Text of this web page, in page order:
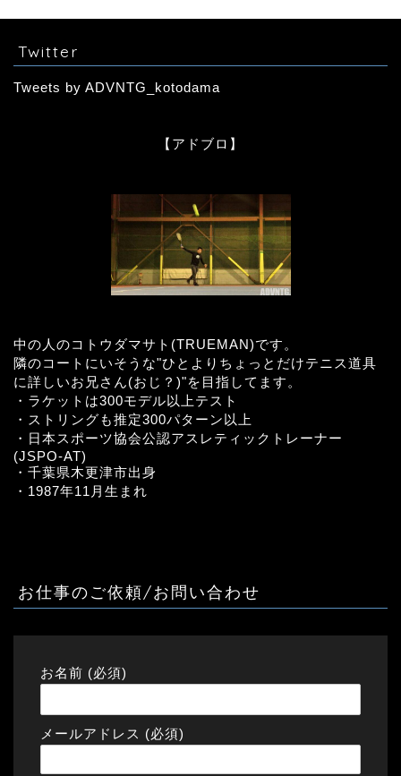
Twitter
Tweets by ADVNTG_kotodama
【アドブロ】
中の人のコトウダマサト(TRUEMAN)です。
隣のコートにいそうな"ひとよりちょっとだけテニス道具
に詳しいお兄さん(おじ？)"を目指してます。
・ラケットは300モデル以上テスト
・ストリングも推定300パターン以上
・日本スポーツ協会公認アスレティックトレーナー
(JSPO-AT)
・千葉県木更津市出身
・1987年11月生まれ
お仕事のご依頼/お問い合わせ
お名前 (必須)
メールアドレス (必須)